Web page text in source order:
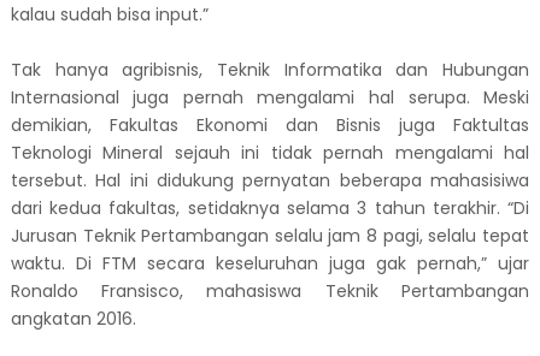
kalau sudah bisa input.”
Tak hanya agribisnis, Teknik Informatika dan Hubungan
Internasional juga pernah mengalami hal serupa. Meski
demikian, Fakultas Ekonomi dan Bisnis juga Faktultas
Teknologi Mineral sejauh ini tidak pernah mengalami hal
tersebut. Hal ini didukung pernyatan beberapa mahasisiwa
dari kedua fakultas, setidaknya selama 3 tahun terakhir. “Di
Jurusan Teknik Pertambangan selalu jam 8 pagi, selalu tepat
waktu. Di FTM secara keseluruhan juga gak pernah,” ujar
Ronaldo Fransisco, mahasiswa Teknik Pertambangan
angkatan 2016.